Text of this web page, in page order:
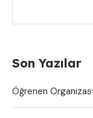
Son Yazılar
Öğrenen